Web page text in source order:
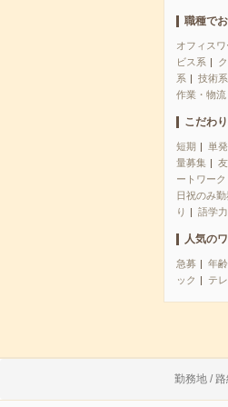
職種で
オフィス
ビス系
系
技術系
作業・物
こだわ
短期 単発
量募集
ートワーク
日祝のみ勤
り
語学
人気の
急募 年
ック
テ
勤務地 /